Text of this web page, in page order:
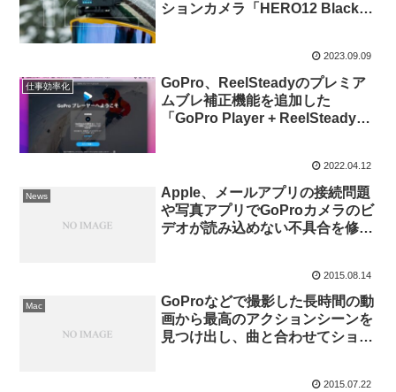
ションカメラ「HERO12 Black」
2023.09.09
仕事効率化
GoPro、ReelSteadyのプレミア
ムブレ補正機能を追加した
「GoPro Player + ReelSteady
2022.04.12
News
Apple、メールアプリの接続問題
や写真アプリでGoProカメラのビ
デオが読み込めない不具合を修正
2015.08.14
Mac
GoProなどで撮影した長時間の動
画から最高のアクションシーンを
見つけ出し、曲と合わせてショー
2015.07.22